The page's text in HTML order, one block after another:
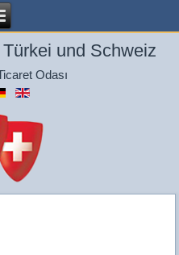
und Schweiz
Odası